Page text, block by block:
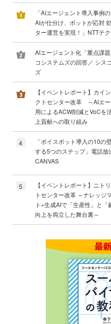
「AIエージェント導入事
AIが仕分け、ボットが応対
ター運営を実現！」NTTテ
AIエージェント化「重点課
コシステムズの回答／ シス
ズ
【イベントレポート】カイ
クトセンター改革 ～AIエ
用によるACW削減とVoCを
上貢献への取り組み
4
「ボイスボット導入の10
する5つのステップ」電話放
CANVAS
5
【イベントレポート】ニト
トセンター改革 ～ナレッジ
ト×生成AIで「生産性」と「
向上を両立した舞台裏～